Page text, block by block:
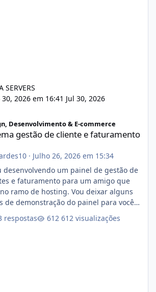
SERVERS
30, 2026 em 16:41 Jul 30, 2026
Desenvolvimento & E-commerce
gestão de cliente e faturamento
· Julho 26, 2026 em 15:34
desenvolvendo um painel de gestão de
e faturamento para um amigo que
ramo de hosting. Vou deixar alguns
de demonstração do painel para vocês
de 80% concluído e conta com
respostas 612 visualizações